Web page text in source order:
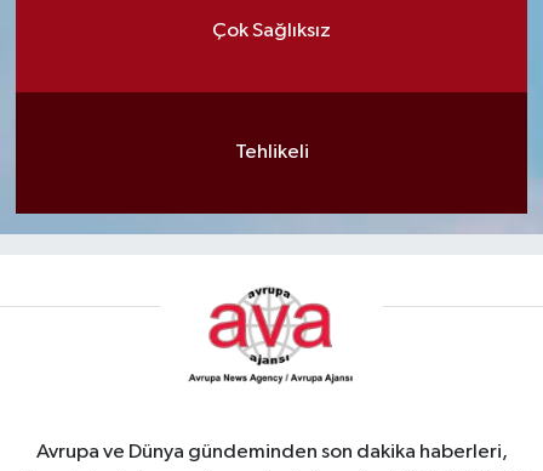
Çok Sağlıksız
Tehlikeli
Avrupa ve Dünya gündeminden son dakika haberleri,